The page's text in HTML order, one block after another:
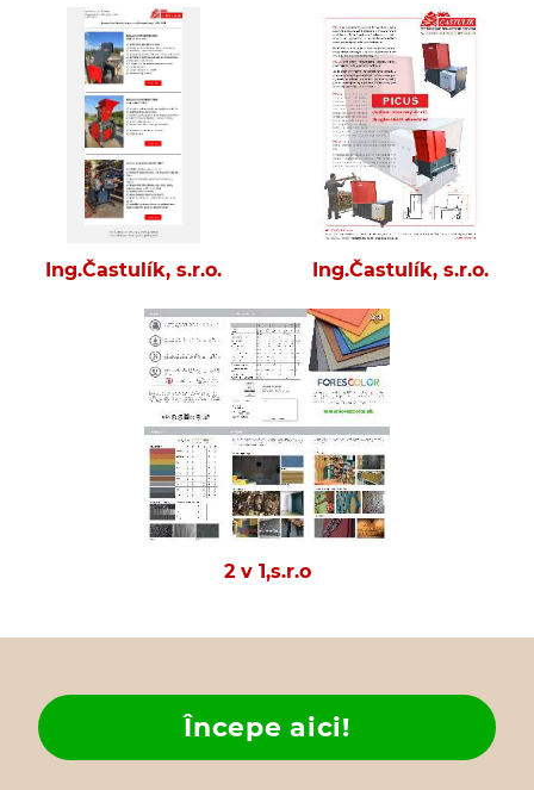
Ing.Častulík, s.r.o. Ing.Častulík, s.r.o.
2 v 1,s.r.o
Începe aici!